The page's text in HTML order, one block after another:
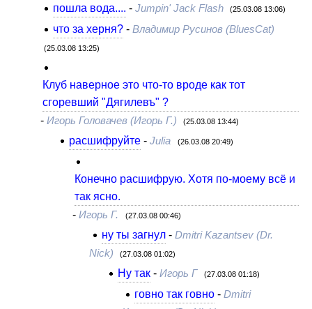
пошла вода.... - Jumpin' Jack Flash (25.03.08 13:06)
что за херня?- Владимир Русинов (BluesCat)
(25.03.08 13:25)
Клуб наверное это что-то вроде как тот
сгоревший "Дягилевъ" ?
- Игорь Головачев (Игорь Г.) (25.03.08 13:44)
расшифруйте- Julia (26.03.08 20:49)
Конечно расшифрую. Хотя по-моему всё и
так ясно.
-Игорь Г. (27.03.08 00:46)
ну ты загнул- Dmitri Kazantsev (Dr.
Nick)
(27.03.08 01:02)
Ну так -Игорь Г (27.03.08 01:18)
говно так говно- Dmitri